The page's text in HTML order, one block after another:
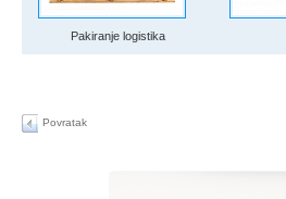
Pakiranje logistika
Povratak